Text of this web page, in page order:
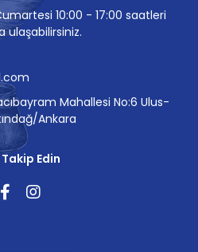
10:00 - 17:00 saatleri
ulaşabilirsiniz.
Mahallesi No:6 Ulus-
Ankara
Edin